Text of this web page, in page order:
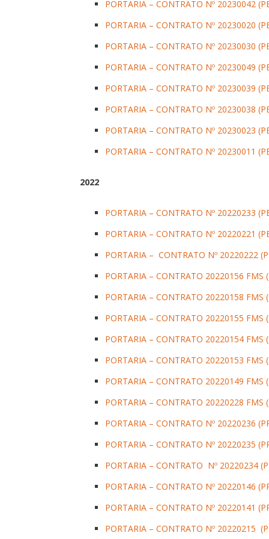
PORTARIA – CONTRATO Nº 20230042
PORTARIA – CONTRATO Nº 20230020
PORTARIA – CONTRATO Nº 20230030
PORTARIA – CONTRATO Nº 20230049
PORTARIA – CONTRATO Nº 20230039
PORTARIA – CONTRATO Nº 20230038
PORTARIA – CONTRATO Nº 20230023
PORTARIA – CONTRATO Nº 20230011
2022
PORTARIA – CONTRATO Nº 20220233
PORTARIA – CONTRATO Nº 20220221
PORTARIA – CONTRATO Nº 20220222
PORTARIA – CONTRATO 20220156 FMS
PORTARIA – CONTRATO 20220158 FMS
PORTARIA – CONTRATO 20220155 FMS
PORTARIA – CONTRATO 20220154 FMS
PORTARIA – CONTRATO 20220153 FMS
PORTARIA – CONTRATO 20220149 FMS
PORTARIA – CONTRATO 20220228 FMS
PORTARIA – CONTRATO Nº 20220236
PORTARIA – CONTRATO Nº 20220235
PORTARIA – CONTRATO Nº 20220234
PORTARIA – CONTRATO Nº 20220146
PORTARIA – CONTRATO Nº 20220141
PORTARIA – CONTRATO Nº 20220215